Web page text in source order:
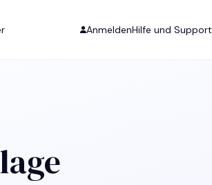
AnmeldenHilfe und Support